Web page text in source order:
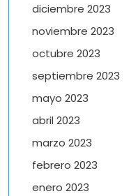
diciembre 2023
noviembre 2023
octubre 2023
septiembre 2023
mayo 2023
abril 2023
marzo 2023
febrero 2023
enero 2023